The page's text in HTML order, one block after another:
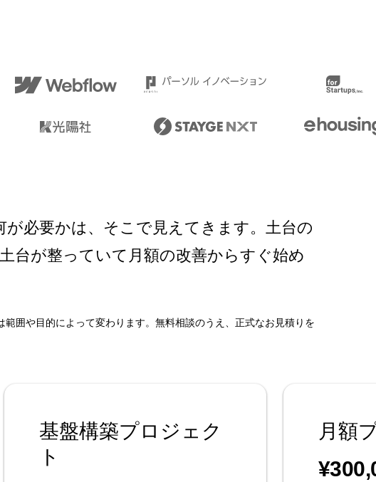
必要かは、そこで見えてきます。土台の
台が整っていて月額の改善からすぐ始め
囲や目的によって変わります。無料相談のうえ、正式なお見積りを
基盤構築プロジェク
ト
月額